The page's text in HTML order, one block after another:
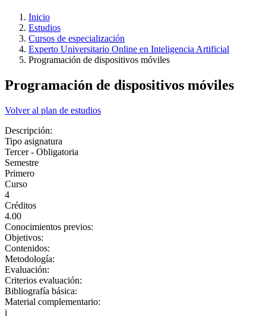
Inicio
Estudios
Cursos de especialización
Experto Universitario Online en Inteligencia Artificial
Programación de dispositivos móviles
Programación de dispositivos móviles
Volver al plan de estudios
Descripción:
Tipo asignatura
Tercer - Obligatoria
Semestre
Primero
Curso
4
Créditos
4.00
Conocimientos previos:
Objetivos:
Contenidos:
Metodología:
Evaluación:
Criterios evaluación:
Bibliografía básica:
Material complementario:
i